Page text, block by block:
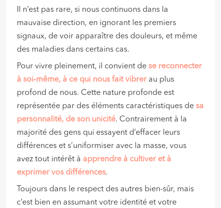
Il n’est pas rare, si nous continuons dans la
mauvaise direction, en ignorant les premiers
signaux, de voir apparaître des douleurs, et même
des maladies dans certains cas.
Pour vivre pleinement, il convient dese reconnecter
à soi-même, à ce qui nous fait vibrerau plus
profond de nous. Cette nature profonde est
représentée par des éléments caractéristiques desa
personnalité, de son unicité. Contrairement à la
majorité des gens qui essayent d’effacer leurs
différences et s’uniformiser avec la masse, vous
avez tout intérêt à apprendre à cultiver et à
exprimer vos différences.
Toujours dans le respect des autres bien-sûr, mais
c’est bien en assumant votre identité et votre